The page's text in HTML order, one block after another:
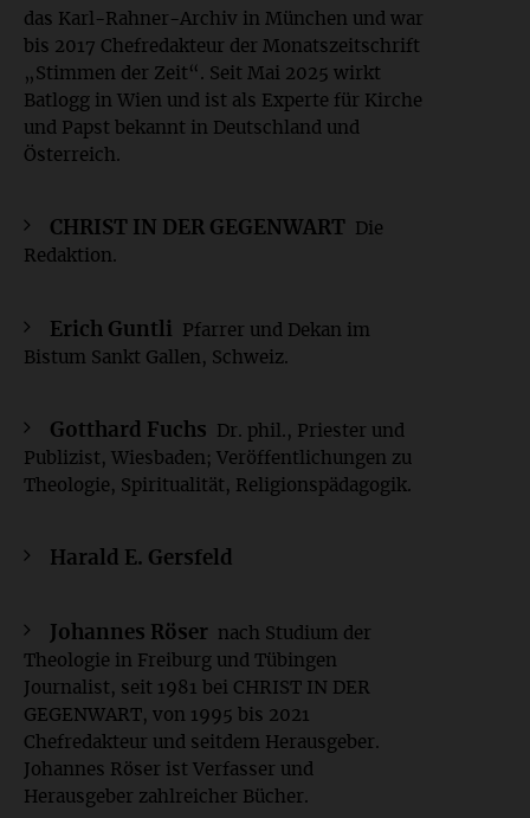
das Karl-Rahner-Archiv in München und war
bis 2017 Chefredakteur der Monatszeitschrift
„Stimmen der Zeit“. Seit Mai 2025 wirkt
Batlogg in Wien und ist als Experte für Kirche
und Papst bekannt in Deutschland und
Österreich.
CHRIST IN DER GEGENWART
Die
Redaktion.
Erich Guntli
Pfarrer und Dekan im
Bistum Sankt Gallen, Schweiz.
Gotthard Fuchs
Dr. phil., Priester und
Publizist, Wiesbaden; Veröffentlichungen zu
Theologie, Spiritualität, Religionspädagogik.
Harald E. Gersfeld
Johannes Röser
nach Studium der
Theologie in Freiburg und Tübingen
Journalist, seit 1981 bei CHRIST IN DER
GEGENWART, von 1995 bis 2021
Chefredakteur und seitdem Herausgeber.
Johannes Röser ist Verfasser und
Herausgeber zahlreicher Bücher.